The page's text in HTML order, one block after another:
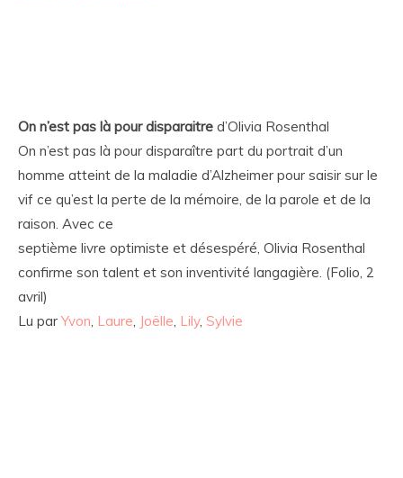
On n’est pas là pour disparaitre d’Olivia Rosenthal
On n’est pas là pour disparaître part du portrait d’un
homme atteint de la maladie d’Alzheimer pour saisir sur le
vif ce qu’est la perte de la mémoire, de la parole et de la
raison. Avec ce
septième livre optimiste et désespéré, Olivia Rosenthal
confirme son talent et son inventivité langagière. (Folio, 2
avril)
Lu par Yvon, Laure, Joëlle, Lily, Sylvie